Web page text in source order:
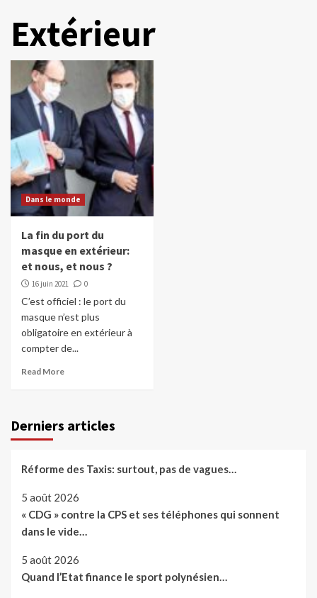
Extérieur
Dans le monde
La fin du port du
masque en extérieur:
et nous, et nous ?
16 juin 2021 0
C’est officiel : le port du
masque n’est plus
obligatoire en extérieur à
compter de...
Read More
Derniers articles
Réforme des Taxis: surtout, pas de vagues…
5 août 2026
« CDG » contre la CPS et ses téléphones qui sonnent
dans le vide…
5 août 2026
Quand l’Etat finance le sport polynésien…